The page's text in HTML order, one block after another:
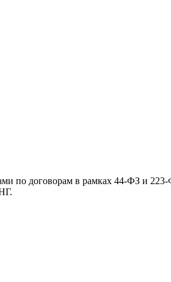
по договорам в рамках 44-ФЗ и